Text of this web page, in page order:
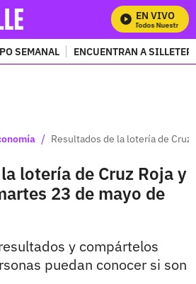
EN VIVO
Mira Todos Nuestros
SEMANAL ENCUENTRAN A
/ Resultados de la lotería de
lotería de Cruz Roja y
23 de mayo de
y compártelos
puedan conocer si son